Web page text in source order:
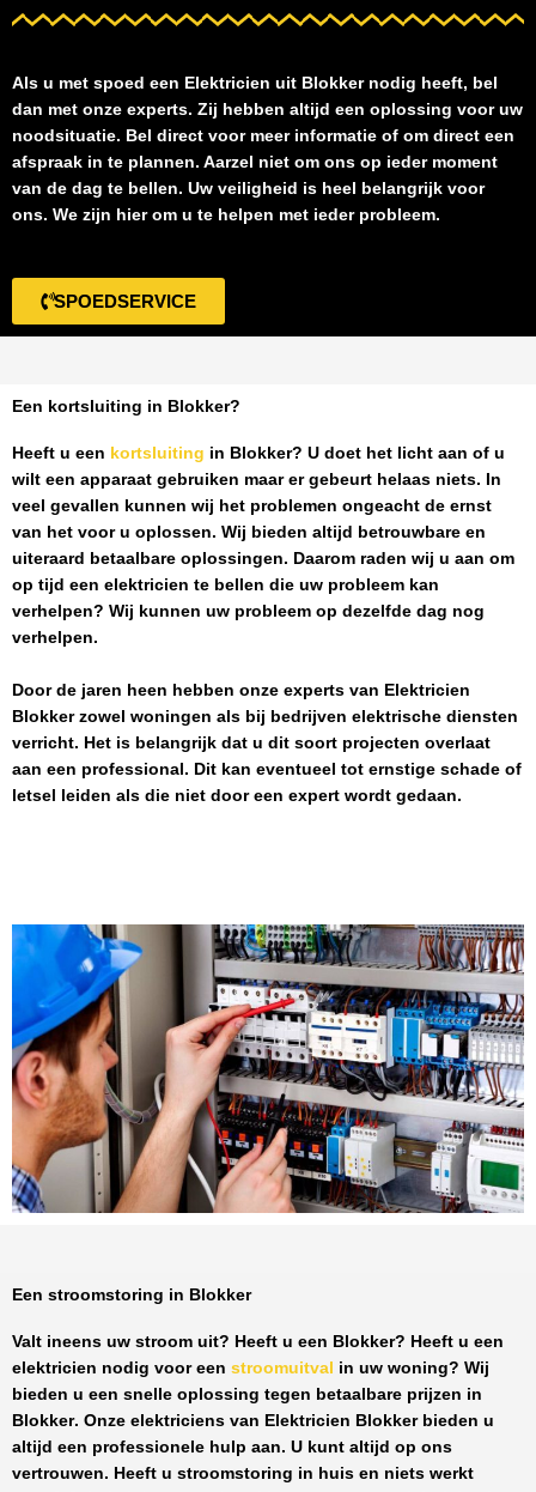
Als u met spoed een Elektricien uit Blokker nodig heeft, bel
dan met onze experts. Zij hebben altijd een oplossing voor uw
noodsituatie. Bel direct voor meer informatie of om direct een
afspraak in te plannen. Aarzel niet om ons op ieder moment
van de dag te bellen. Uw veiligheid is heel belangrijk voor
ons. We zijn hier om u te helpen met ieder probleem.
SPOEDSERVICE
Een kortsluiting in Blokker?
Heeft u een kortsluiting in Blokker? U doet het licht aan of u
wilt een apparaat gebruiken maar er gebeurt helaas niets. In
veel gevallen kunnen wij het problemen ongeacht de ernst
van het voor u oplossen. Wij bieden altijd betrouwbare en
uiteraard betaalbare oplossingen. Daarom raden wij u aan om
op tijd een elektricien te bellen die uw probleem kan
verhelpen? Wij kunnen uw probleem op dezelfde dag nog
verhelpen.
Door de jaren heen hebben onze experts van Elektricien
Blokkerzowel woningen als bij bedrijven elektrische diensten
verricht. Het is belangrijk dat u dit soort projecten overlaat
aan een professional. Dit kan eventueel tot ernstige schade of
letsel leiden als die niet door een expert wordt gedaan.
Een stroomstoring in Blokker
Valt ineens uw stroom uit? Heeft u een Blokker? Heeft u een
elektricien nodig voor een stroomuitval in uw woning? Wij
bieden u een snelle oplossing tegen betaalbare prijzen in
Blokker. Onze elektriciens van Elektricien Blokkerbieden u
altijd een professionele hulp aan. U kunt altijd op ons
vertrouwen. Heeft u stroomstoring in huis en niets werkt